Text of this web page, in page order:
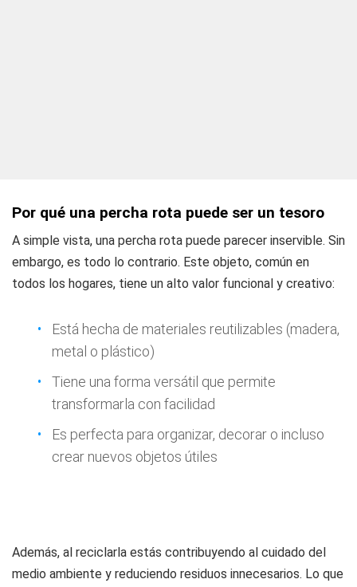
Por qué una percha rota puede ser un tesoro
A simple vista, una percha rota puede parecer inservible. Sin
embargo, es todo lo contrario. Este objeto, común en
todos los hogares, tiene un alto valor funcional y creativo:
Está hecha de materiales reutilizables (madera,
metal o plástico)
Tiene una forma versátil que permite
transformarla con facilidad
Es perfecta para organizar, decorar o incluso
crear nuevos objetos útiles
Además, al reciclarla estás contribuyendo al cuidado del
medio ambiente y reduciendo residuos innecesarios. Lo que